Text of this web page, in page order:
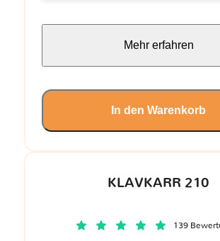
KLAVKARR 210
139
Mehr erfahren
In den Warenkorb